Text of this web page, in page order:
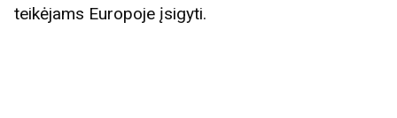
teikėjams Europoje įsigyti.